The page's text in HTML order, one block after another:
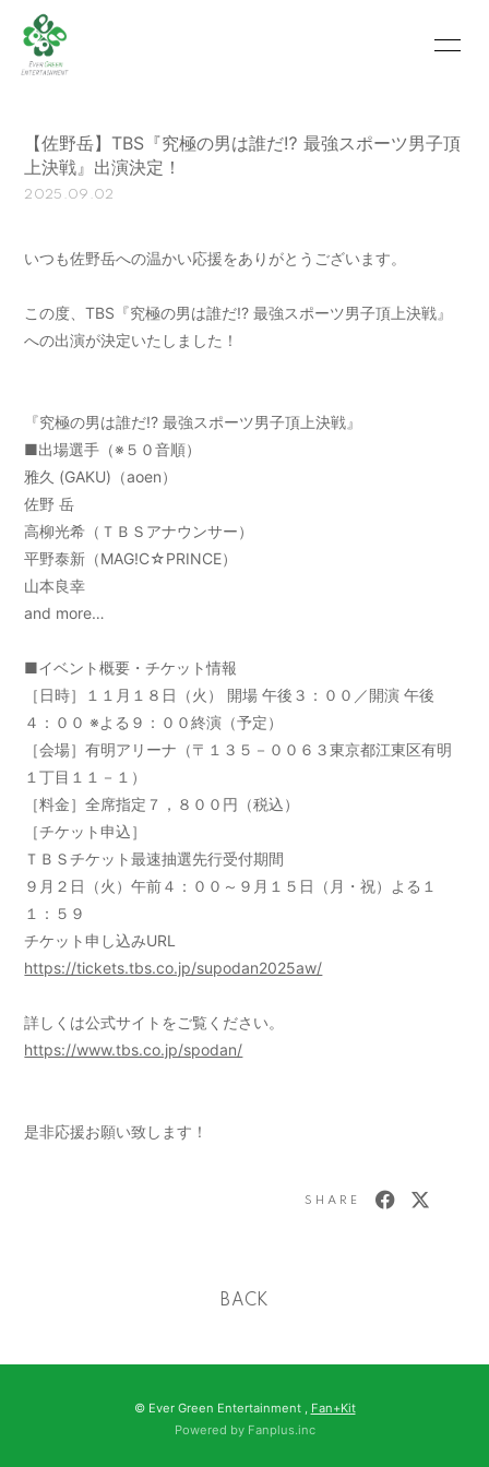
SCHEDULE PROFILE
MOVIE BLOG
RECRUIT CONTACT
会員登録 ログイン
【佐野岳】TBS『究極の男は誰だ⁉︎ 最強スポーツ男子頂
上決戦』出演決定！
2025.09.02
いつも佐野岳への温かい応援をありがとうございます。
この度、TBS『究極の男は誰だ!? 最強スポーツ男子頂上決戦』
への出演が決定いたしました！
『究極の男は誰だ!? 最強スポーツ男子頂上決戦』
■出場選手（※５０音順）
雅久 (GAKU)（aoen）
佐野 岳
高柳光希（ＴＢＳアナウンサー）
平野泰新（MAG!C☆PRINCE）
山本良幸
and more…
■イベント概要・チケット情報
［日時］１１月１８日（火） 開場 午後３：００／開演 午後
４：００ ※よる９：００終演（予定）
［会場］有明アリーナ （〒１３５－００６３東京都江東区有明
１丁目１１－１）
［料金］全席指定７，８００円（税込）
［チケット申込］
ＴＢＳチケット最速抽選先行受付期間
９月２日（火）午前４：００～９月１５日（月・祝）よる１
１：５９
チケット申し込みURL
https://tickets.tbs.co.jp/supodan2025aw/
詳しくは公式サイトをご覧ください。
https://www.tbs.co.jp/spodan/
是非応援お願い致します！
SHARE
BACK
© Ever Green Entertainment , Fan+Kit
Powered by Fanplus.inc